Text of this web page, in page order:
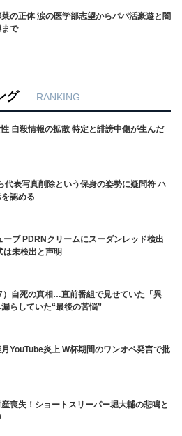
の正体 涙の医学部志望からパパ活豪遊と闇
で
グ RANKING
自殺情報の拡散 特定と誹謗中傷が生んだ
代表写真削除という保身の姿勢に疑問符 ハ
認める
ーブ PDRNクリームにスーダンレッド検出
は未検出と声明
）自死の真相…直前番組で見せていた「異
らしていた“最後の苦悩”
YouTube炎上 W杯期間のワンオペ発言で批
喪失！ショートスリーパー堀大輔の悲鳴と